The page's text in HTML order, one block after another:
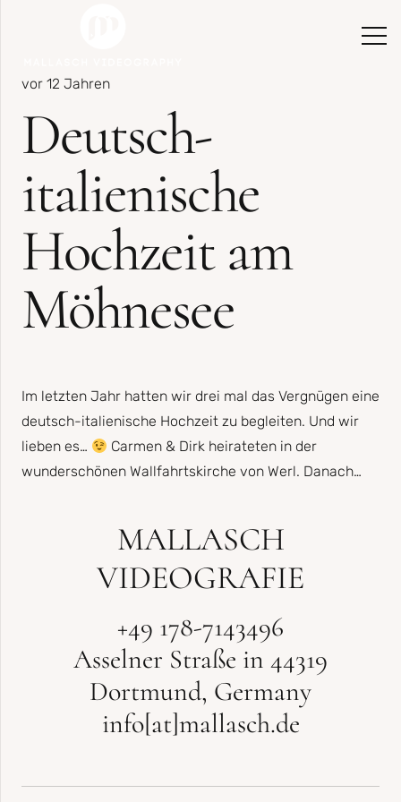
vor 12 Jahren
Deutsch-
italienische
Hochzeit am
Möhnesee
Im letzten Jahr hatten wir drei mal das Vergnügen eine
deutsch-italienische Hochzeit zu begleiten. Und wir
lieben es…
Carmen & Dirk heirateten in der
wunderschönen Wallfahrtskirche von Werl. Danach…
MALLASCH
VIDEOGRAFIE
+49 178-7143496
Asselner Straße in 44319
Dortmund, Germany
info[at]mallasch.de